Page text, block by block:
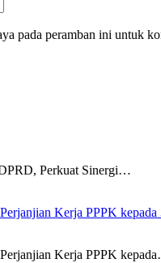
pada peramban ini untuk
Perkuat Sinergi…
Kerja PPPK
Kerja PPPK